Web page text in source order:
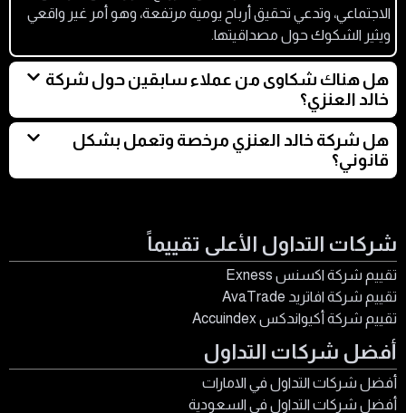
الاجتماعي، وتدعي تحقيق أرباح يومية مرتفعة، وهو أمر غير واقعي
ويثير الشكوك حول مصداقيتها.
هل هناك شكاوى من عملاء سابقين حول شركة
خالد العنزي؟
نعم، هناك العديد من الشكاوى على وسائل التواصل الاجتماعي من
أفراد يدعون عدم تمكنهم من استلام الأرباح المزعومة أو سحب
أموالهم.
هل شركة خالد العنزي مرخصة وتعمل بشكل
قانوني؟
حول قانونية عملها.
شركات التداول الأعلى تقييماً
تقييم شركة اكسنس Exness
تقييم شركة افاتريد AvaTrade
تقييم شركة أكيواندكس Accuindex
أفضل شركات التداول
أفضل شركات التداول في الامارات
أفضل شركات التداول في السعودية